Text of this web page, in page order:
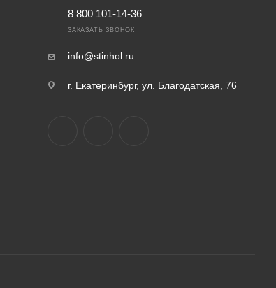
8 800 101-14-36
ЗАКАЗАТЬ ЗВОНОК
info@stinhol.ru
г. Екатеринбург, ул. Благодатская, 76